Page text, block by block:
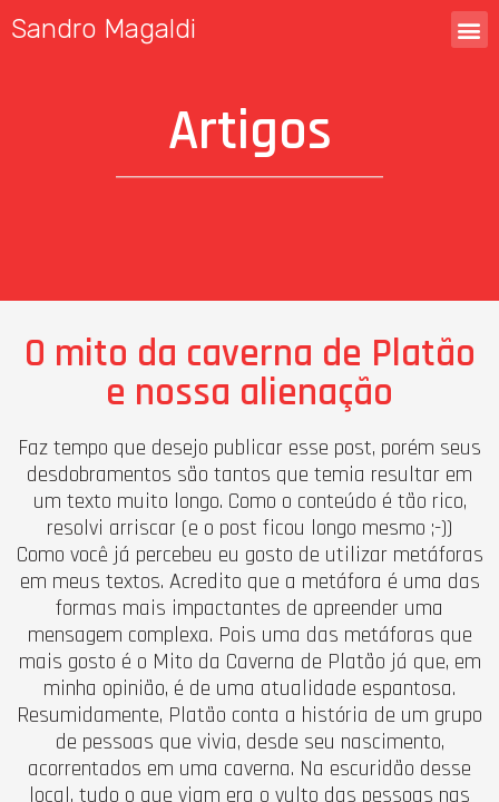
Sandro Magaldi
Artigos
O mito da caverna de Platão
e nossa alienação
Faz tempo que desejo publicar esse post, porém seus
desdobramentos são tantos que temia resultar em
um texto muito longo. Como o conteúdo é tão rico,
resolvi arriscar (e o post ficou longo mesmo ;-))
Como você já percebeu eu gosto de utilizar metáforas
em meus textos. Acredito que a metáfora é uma das
formas mais impactantes de apreender uma
mensagem complexa. Pois uma das metáforas que
mais gosto é o Mito da Caverna de Platão já que, em
minha opinião, é de uma atualidade espantosa.
Resumidamente, Platão conta a história de um grupo
de pessoas que vivia, desde seu nascimento,
acorrentados em uma caverna. Na escuridão desse
local, tudo o que viam era o vulto das pessoas nas